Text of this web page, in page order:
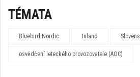
TÉMATA
Bluebird Nordic Island
osvědčení leteckého provozovatele (AOC)